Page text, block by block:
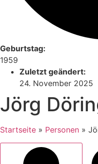
Geburtstag:
1959
Zuletzt geändert:
24. November 2025
Jörg
Startseite » Personen »